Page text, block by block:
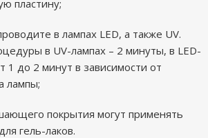
пластину;
в лампах LED, а также UV.
в UV-лампах – 2 минуты, в LED-
1 до 2 минут в зависимости от
лампы;
покрытия могут применять
гель-лаков.